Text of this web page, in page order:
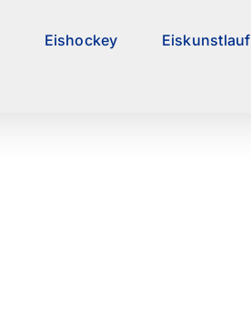
Eishockey Eiskunstlauf